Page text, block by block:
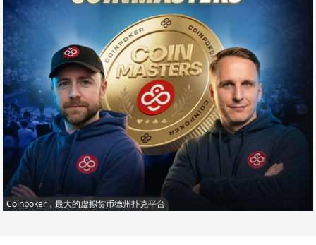
Coinpoker，最大的虚拟货币德州扑克平台